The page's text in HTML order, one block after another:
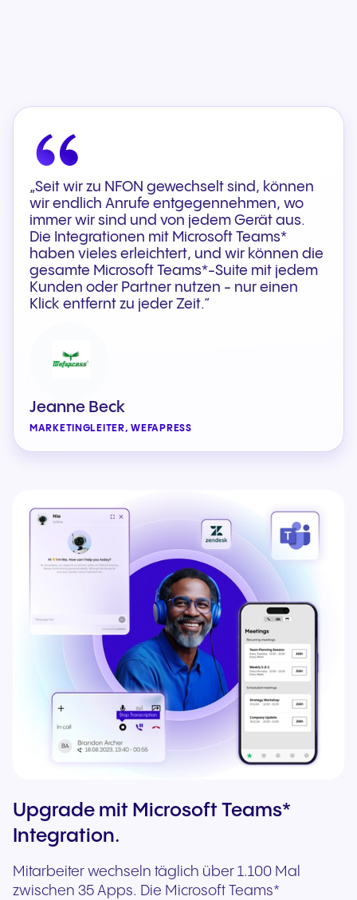
„Seit wir zu NFON gewechselt sind, können
wir endlich Anrufe entgegennehmen, wo
immer wir sind und von jedem Gerät aus.
Die Integrationen mit Microsoft Teams*
haben vieles erleichtert, und wir können die
gesamte Microsoft Teams*-Suite mit jedem
Kunden oder Partner nutzen - nur einen
Klick entfernt zu jeder Zeit.“
Jeanne Beck
MARKETINGLEITER, WEFAPRESS
Upgrade mit Microsoft Teams*
Integration.
Mitarbeiter wechseln täglich über 1.100 Mal
zwischen 35 Apps. Die Microsoft Teams*